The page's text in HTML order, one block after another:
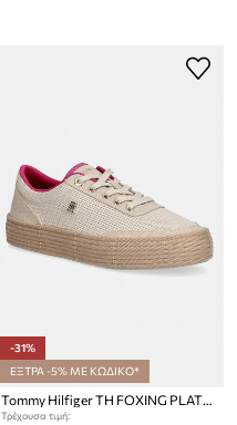
-31%
ΕΞΤΡΑ -5% ΜΕ ΚΩΔΙΚΟ*
Tommy Hilfiger TH FOXING PLATFORM ROPE πάνινα sneakers Γυναικεία
Τρέχουσα τιμή: